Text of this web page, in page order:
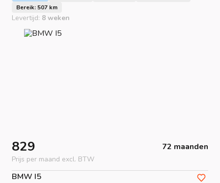
Bereik: 507 km
Levertijd: 8 weken
829 72 maanden
Prijs per maand excl. BTW
BMW I5